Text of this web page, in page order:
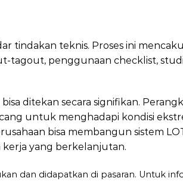
tindakan teknis. Proses ini
tagout, penggunaan checklist, studi
ditekan secara signifikan.
untuk menghadapi kondisi
bisa membangun sistem
yang berkelanjutan.
dan didapatkan di pasaran. Untuk